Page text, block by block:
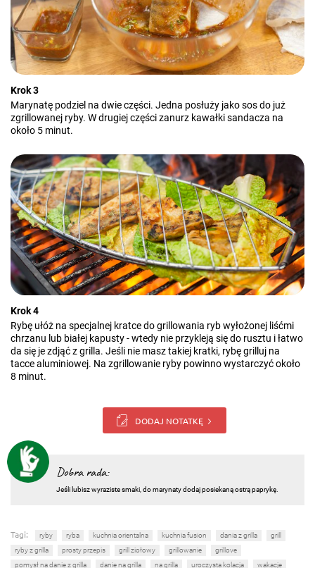
Krok 3
Marynatę podziel na dwie części. Jedna posłuży jako sos do już
zgrillowanej ryby. W drugiej części zanurz kawałki sandacza na
około 5 minut.
Krok 4
Rybę ułóż na specjalnej kratce do grillowania ryb wyłożonej liśćmi
chrzanu lub białej kapusty - wtedy nie przykleją się do rusztu i łatwo
da się je zdjąć z grilla. Jeśli nie masz takiej kratki, rybę grilluj na
tacce aluminiowej. Na zgrillowanie ryby powinno wystarczyć około
8 minut.
DODAJ NOTATKĘ
Dobra rada:
Jeśli lubisz wyraziste smaki, do marynaty dodaj posiekaną ostrą paprykę.
Tagi: ryby ryba kuchnia orientalna kuchnia fusion dania z grilla
grill
ryby z grilla
prosty przepis grill ziołowy grillowanie
grillove
pomysł na danie z grilla
danie na grilla na grilla uroczysta kolacja wakacje